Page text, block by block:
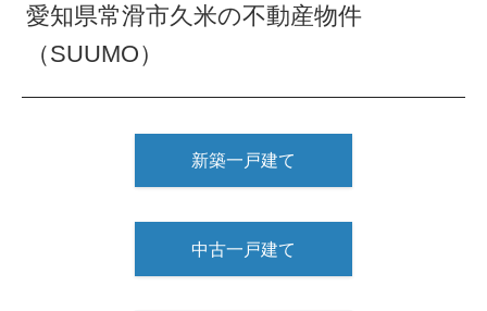
愛知県常滑市久米の不動産物件
（SUUMO）
新築一戸建て
中古一戸建て